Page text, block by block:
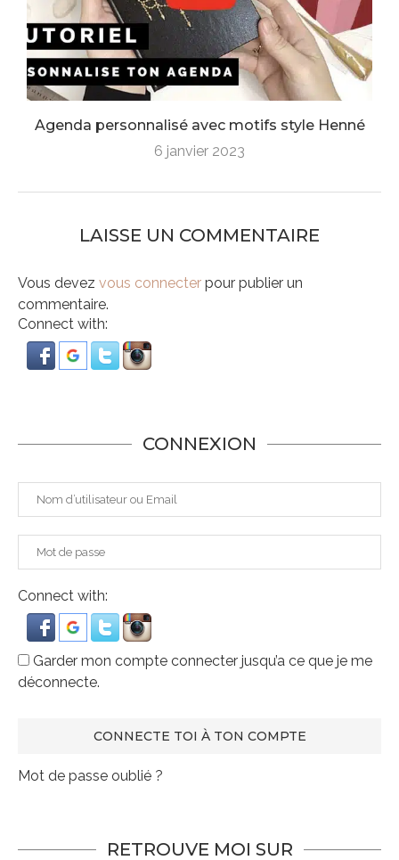
Agenda personnalisé avec motifs style Henné
6 janvier 2023
LAISSE UN COMMENTAIRE
Vous devez vous connecter pour publier un
commentaire.
Connect with:
CONNEXION
Connect with:
Garder mon compte connecter jusqu’a ce que je me
déconnecte.
Mot de passe oublié ?
RETROUVE MOI SUR